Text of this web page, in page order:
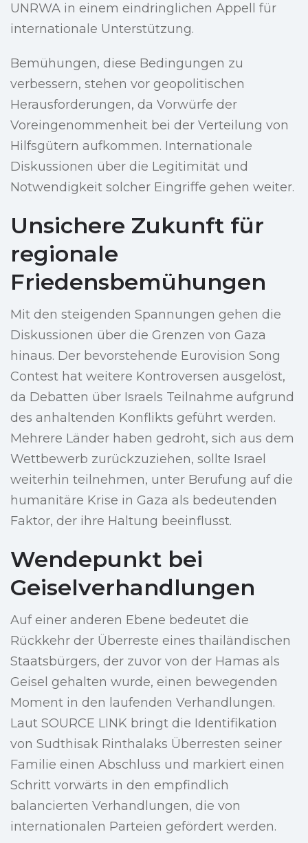
UNRWA in einem eindringlichen Appell für
internationale Unterstützung.
Bemühungen, diese Bedingungen zu
verbessern, stehen vor geopolitischen
Herausforderungen, da Vorwürfe der
Voreingenommenheit bei der Verteilung von
Hilfsgütern aufkommen. Internationale
Diskussionen über die Legitimität und
Notwendigkeit solcher Eingriffe gehen weiter.
Unsichere Zukunft für
regionale
Friedensbemühungen
Mit den steigenden Spannungen gehen die
Diskussionen über die Grenzen von Gaza
hinaus. Der bevorstehende Eurovision Song
Contest hat weitere Kontroversen ausgelöst,
da Debatten über Israels Teilnahme aufgrund
des anhaltenden Konflikts geführt werden.
Mehrere Länder haben gedroht, sich aus dem
Wettbewerb zurückzuziehen, sollte Israel
weiterhin teilnehmen, unter Berufung auf die
humanitäre Krise in Gaza als bedeutenden
Faktor, der ihre Haltung beeinflusst.
Wendepunkt bei
Geiselverhandlungen
Auf einer anderen Ebene bedeutet die
Rückkehr der Überreste eines thailändischen
Staatsbürgers, der zuvor von der Hamas als
Geisel gehalten wurde, einen bewegenden
Moment in den laufenden Verhandlungen.
Laut SOURCE LINK bringt die Identifikation
von Sudthisak Rinthalaks Überresten seiner
Familie einen Abschluss und markiert einen
Schritt vorwärts in den empfindlich
balancierten Verhandlungen, die von
internationalen Parteien gefördert werden.